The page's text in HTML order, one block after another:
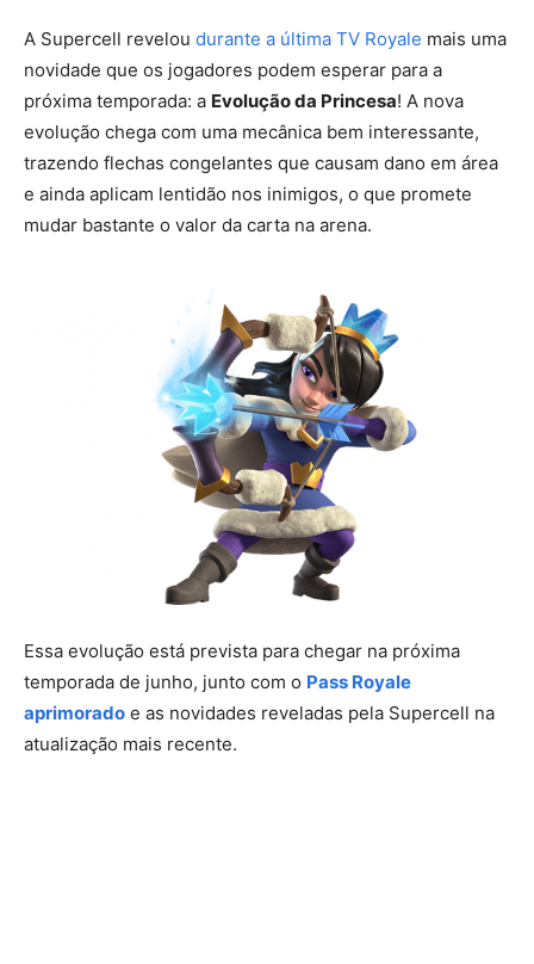
A Supercell revelou durante a última TV Royale mais uma
novidade que os jogadores podem esperar para a
próxima temporada: a Evolução da Princesa! A nova
evolução chega com uma mecânica bem interessante,
trazendo flechas congelantes que causam dano em área
e ainda aplicam lentidão nos inimigos, o que promete
mudar bastante o valor da carta na arena.
Essa evolução está prevista para chegar na próxima
temporada de junho, junto com o Pass Royale
aprimorado e as novidades reveladas pela Supercell na
atualização mais recente.